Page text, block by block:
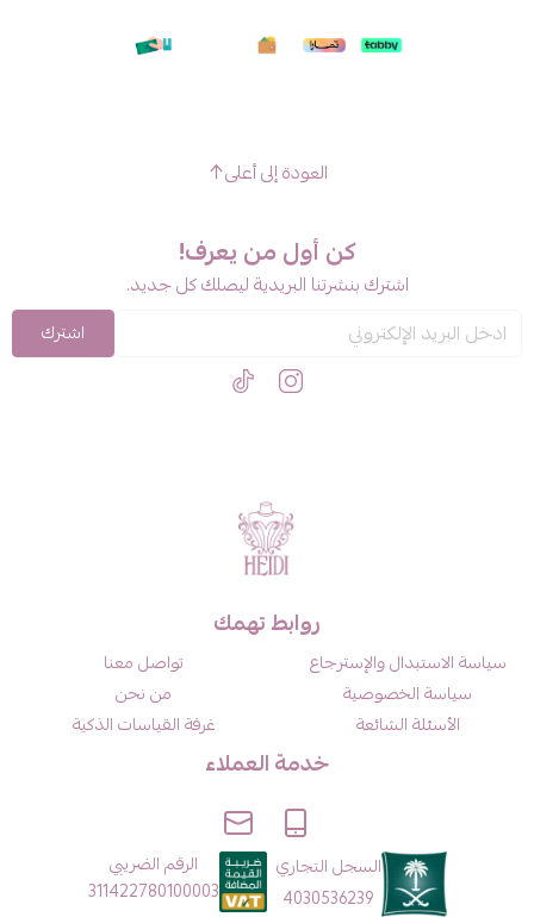
العودة إلى أعلى
كن أول من يعرف!
اشترك بنشرتنا البريدية ليصلك كل جديد.
اشترك
روابط تهمك
سياسة الاستبدال والإسترجاع
سياسة الخصوصية
الأسئلة الشائعة
تواصل معنا
من نحن
غرفة القياسات الذكية
خدمة العملاء
السجل التجاري
4030536239
الرقم الضريبي
311422780100003